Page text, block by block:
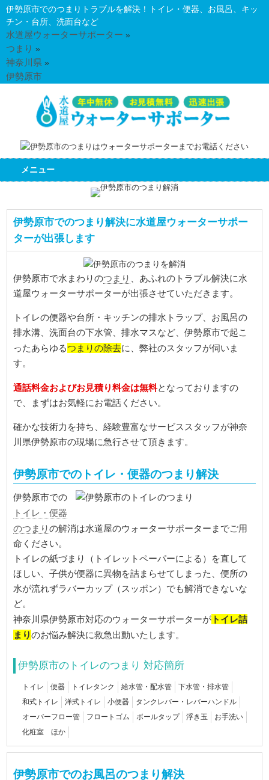
伊勢原市でのつまりトラブルを解決！トイレ・便器、お風呂、キッ
チン・台所、洗面台など
水道屋ウォーターサポーター »
つまり »
神奈川県 »
伊勢原市
メニュー
伊勢原市でのつまり解決に水道屋ウォーターサポー
ターが出張します
伊勢原市で水まわりのつまり
、あふれのトラブル解決に水
道屋ウォーターサポーターが出張させていただきます。
トイレの便器や台所・キッチンの排水トラップ、お風呂の
排水溝、洗面台の下水管、排水マスなど、伊勢原市で起こ
ったあらゆるつまりの除去に、弊社のスタッフが伺いま
す。
通話料金およびお見積り料金は無料となっておりますの
で、まずはお気軽にお電話ください。
確かな技術力を持ち、経験豊富なサービススタッフが神奈
川県伊勢原市の現場に急行させて頂きます。
伊勢原市でのトイレ・便器のつまり解決
伊勢原市での
トイレ・便器
のつまりの解消は水道屋のウォーターサポーターまでご用
命ください。
トイレの紙づまり（トイレットペーパーによる）を直して
ほしい、子供が便器に異物を詰まらせてしまった、便所の
水が流れずラバーカップ（スッポン）でも解消できないな
ど。
神奈川県伊勢原市対応のウォーターサポーターが トイレ詰
まりのお悩み解決に救急出動いたします。
伊勢原市のトイレのつまり 対応箇所
トイレ 便器 トイレタンク 給水管・配水管
下水管・排水管
和式トイレ
洋式トイレ 小便器
タンクレバー・レバーハンドル
オーバーフロー管
フロートゴム ボールタップ 浮き玉
お手洗い
化粧室 ほか
伊勢原市でのお風呂のつまり解決